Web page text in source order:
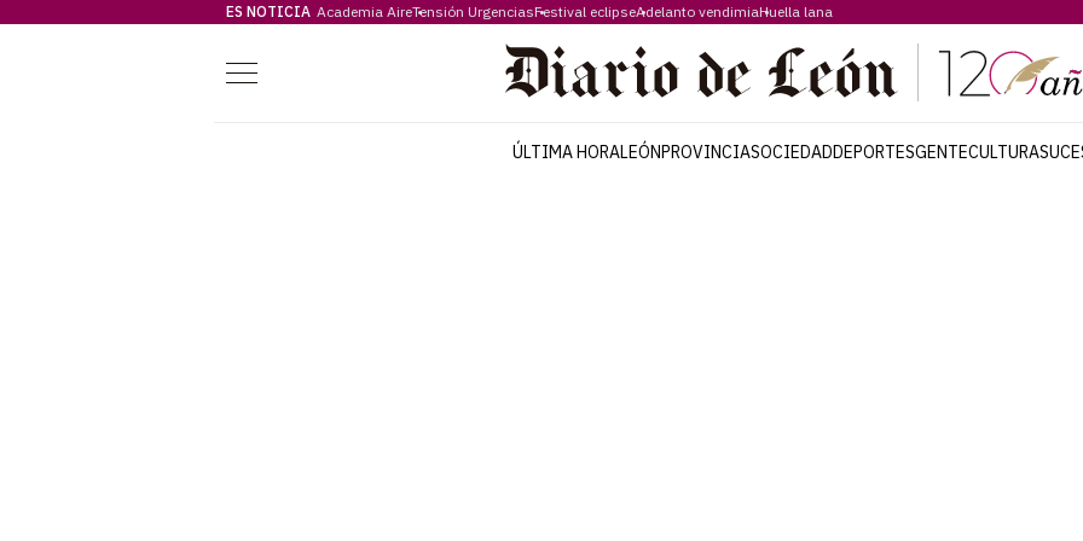
ES NOTICIA Academia AireTensión UrgenciasFestival eclipseAdelanto vendimiaHuella lana
Menú
ÚLTIMA HORALEÓNPROVINCIASOCIEDADDEPORTESGENTECULTURA